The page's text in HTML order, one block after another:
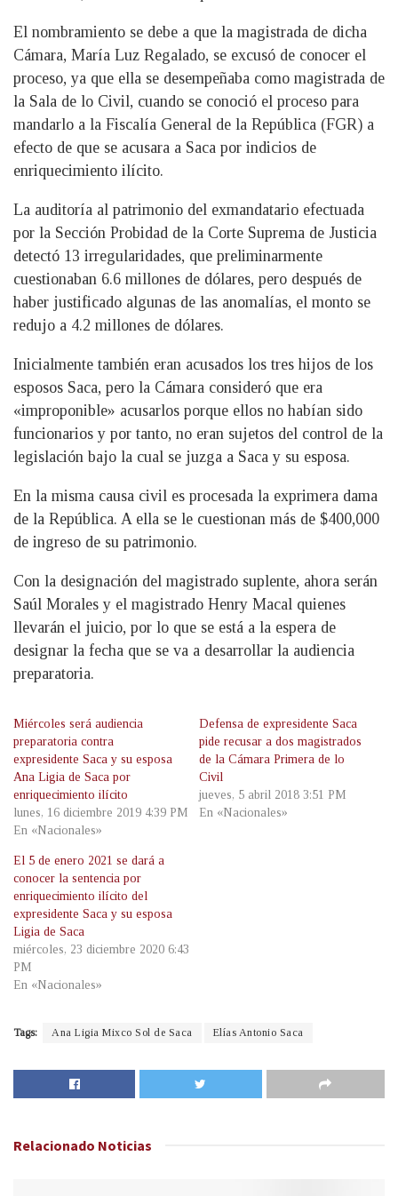
El nombramiento se debe a que la magistrada de dicha
Cámara, María Luz Regalado, se excusó de conocer el
proceso, ya que ella se desempeñaba como magistrada de
la Sala de lo Civil, cuando se conoció el proceso para
mandarlo a la Fiscalía General de la República (FGR) a
efecto de que se acusara a Saca por indicios de
enriquecimiento ilícito.
La auditoría al patrimonio del exmandatario efectuada
por la Sección Probidad de la Corte Suprema de Justicia
detectó 13 irregularidades, que preliminarmente
cuestionaban 6.6 millones de dólares, pero después de
haber justificado algunas de las anomalías, el monto se
redujo a 4.2 millones de dólares.
Inicialmente también eran acusados los tres hijos de los
esposos Saca, pero la Cámara consideró que era
«improponible» acusarlos porque ellos no habían sido
funcionarios y por tanto, no eran sujetos del control de la
legislación bajo la cual se juzga a Saca y su esposa.
En la misma causa civil es procesada la exprimera dama
de la República. A ella se le cuestionan más de $400,000
de ingreso de su patrimonio.
Con la designación del magistrado suplente, ahora serán
Saúl Morales y el magistrado Henry Macal quienes
llevarán el juicio, por lo que se está a la espera de
designar la fecha que se va a desarrollar la audiencia
preparatoria.
Miércoles será audiencia
preparatoria contra
expresidente Saca y su esposa
Ana Ligia de Saca por
enriquecimiento ilícito
lunes, 16 diciembre 2019 4:39 PM
En «Nacionales»
Defensa de expresidente Saca
pide recusar a dos magistrados
de la Cámara Primera de lo
Civil
jueves, 5 abril 2018 3:51 PM
En «Nacionales»
El 5 de enero 2021 se dará a
conocer la sentencia por
enriquecimiento ilícito del
expresidente Saca y su esposa
Ligia de Saca
miércoles, 23 diciembre 2020 6:43
PM
En «Nacionales»
Tags: Ana Ligia Mixco Sol de Saca Elías Antonio Saca
Relacionado Noticias